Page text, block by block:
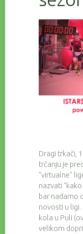
Dragi trkači,
trčanju je
"virtualne"
nazvati
bar nadamo
novosti u ligi.
kola u Puli
velikom